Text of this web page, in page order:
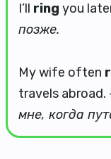
I’ll ring you
позже.
My wife often
travels abroad.
мне, когда